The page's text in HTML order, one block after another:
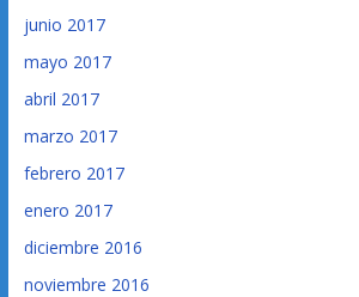
junio 2017
mayo 2017
abril 2017
marzo 2017
febrero 2017
enero 2017
diciembre 2016
noviembre 2016